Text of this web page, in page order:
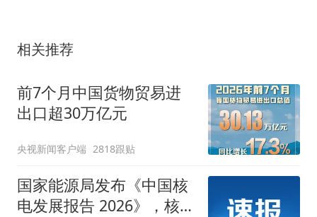
相关推荐
前7个月中国货物贸易进
出口超30万亿元
央视新闻客户端 2818跟贴
国家能源局发布《中国核
电发展报告 2026》，核电